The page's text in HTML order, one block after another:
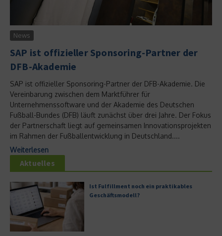
News
SAP ist offizieller Sponsoring-Partner der
DFB-Akademie
SAP ist offizieller Sponsoring-Partner der DFB-Akademie. Die
Vereinbarung zwischen dem Marktführer für
Unternehmenssoftware und der Akademie des Deutschen
Fußball-Bundes (DFB) läuft zunächst über drei Jahre. Der Fokus
der Partnerschaft liegt auf gemeinsamen Innovationsprojekten
im Rahmen der Fußballentwicklung in Deutschland....
Weiterlesen
Aktuelles
Ist Fulfillment noch ein praktikables
Geschäftsmodell?